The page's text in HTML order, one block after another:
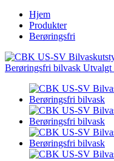
Hjem
Produkter
Berøringsfri